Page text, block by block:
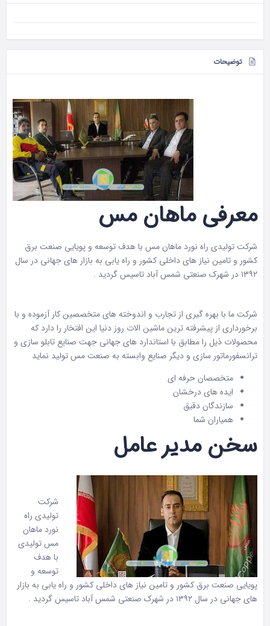
توضیحات
معرفی ماهان مس
شرکت تولیدی راه نورد ماهان مس با هدف توسعه و پویایی صنعت برق
کشور و تامین نیاز های داخلی کشور و راه یابی به بازار های جهانی در سال
۱۳۹۲ در شهرک صنعتی شمس آباد تاسیس گردید .
شرکت ما با بهره گیری از تجارب و اندوخته های متخصصین کار آزموده و با
برخورداری از پیشرفته ترین ماشین الات روز دنیا این افتخار را دارد که
محصولات ذیل را مطابق با استاندارد های جهانی جهت صنایع تابلو سازی و
ترانسفورماتور سازی و دیگر صنایع وابسته به صنعت مس تولید نماید
متخصصان حرفه ای
ایده های درخشان
سازندگان دقیق
همیاران شما
سخن مدیر عامل
شرکت
تولیدی راه
نورد ماهان
مس تولیدی
با هدف
توسعه و
پویایی صنعت برق کشور و تامین نیاز های داخلی کشور و راه یابی به بازار
های جهانی در سال ۱۳۹۲ در شهرک صنعتی شمس آباد تاسیس گردید .